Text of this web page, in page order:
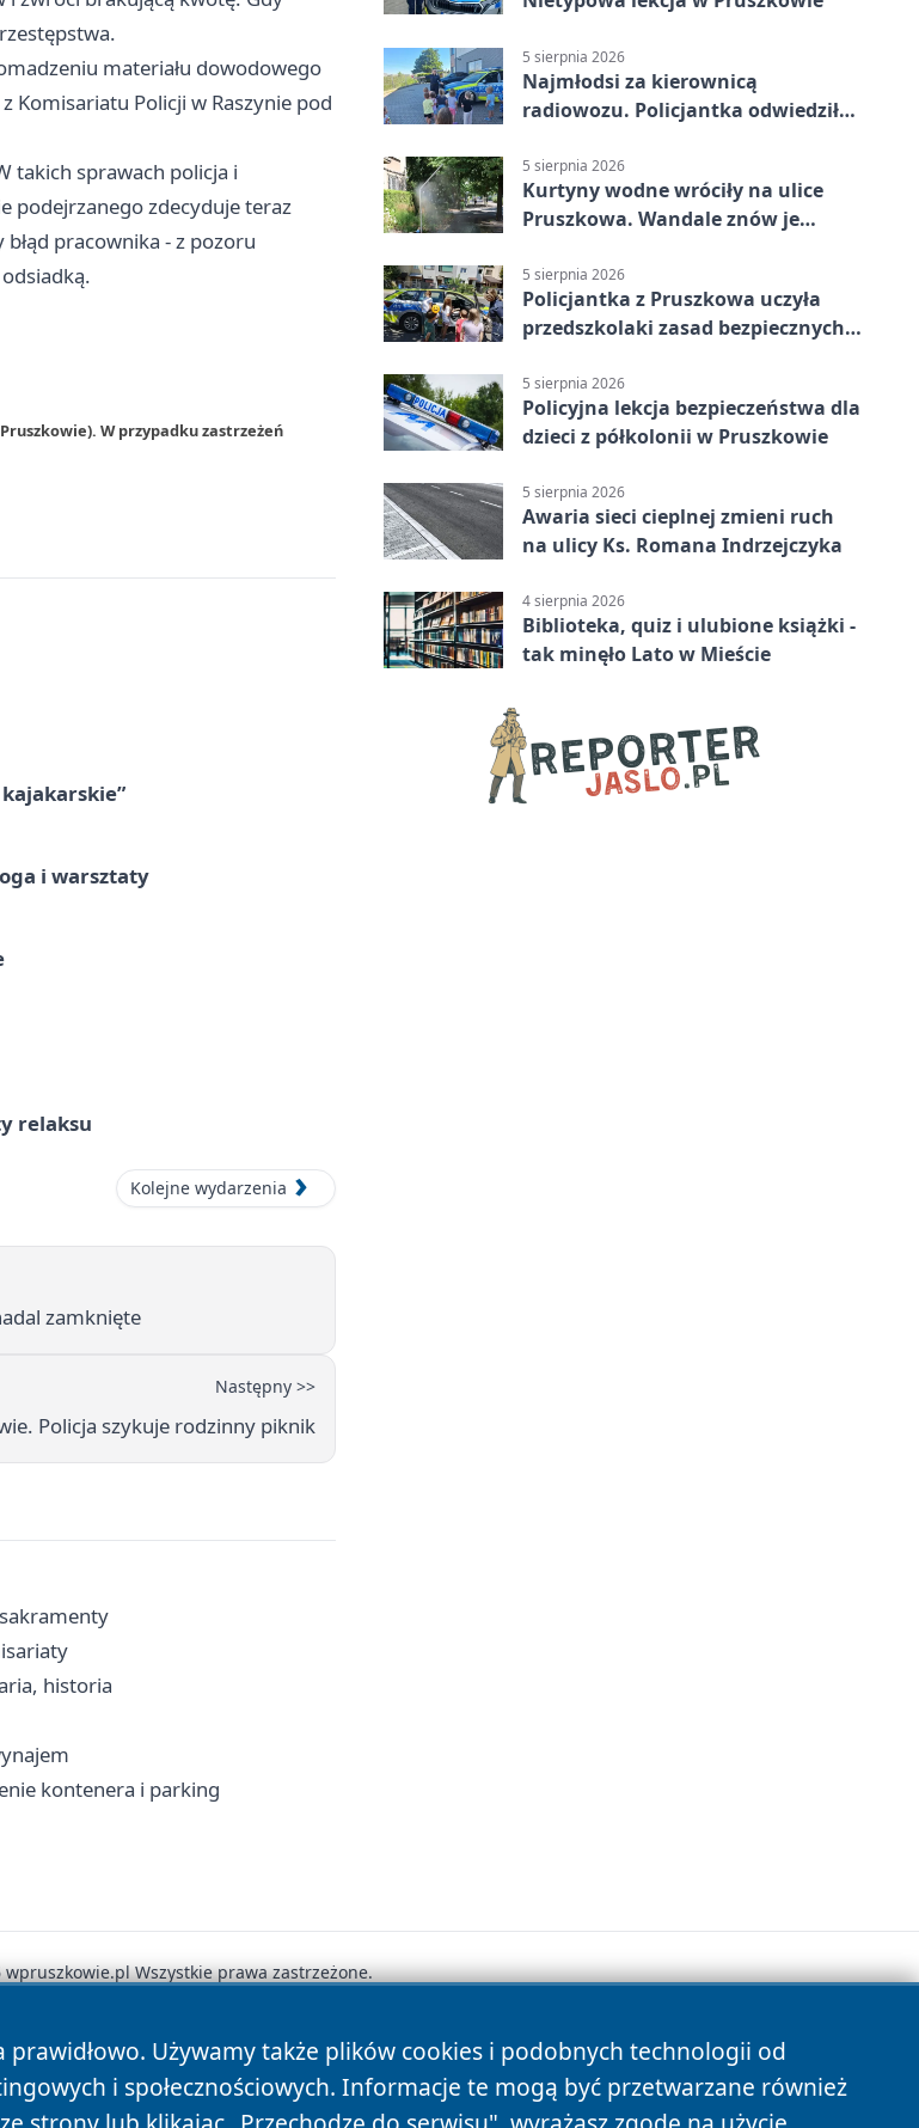
materiału dowodowego
Komisariatu Policji w Raszynie pod
takich sprawach policja i
podejrzanego zdecyduje teraz
pracownika - z pozoru
W przypadku zastrzeżeń
i warsztaty
relaksu
Kolejne wydarzenia
zamknięte
Następny >>
Policja szykuje rodzinny piknik
historia
kontenera i parking
5 sierpnia 2026
Najmłodsi za kierownicą
radiowozu. Policjantka odwiedziła
5 sierpnia 2026
Kurtyny wodne wróciły na ulice
Pruszkowa. Wandale znów je
5 sierpnia 2026
Policjantka z Pruszkowa uczyła
przedszkolaki zasad bezpiecznych
5 sierpnia 2026
Policyjna lekcja bezpieczeństwa dla
dzieci z półkolonii w Pruszkowie
5 sierpnia 2026
Awaria sieci cieplnej zmieni ruch
na ulicy Ks. Romana Indrzejczyka
4 sierpnia 2026
Biblioteka, quiz i ulubione książki -
tak minęło Lato w Mieście
prawidłowo. Używamy także plików cookies i podobnych technologii od
i społecznościowych. Informacje te mogą być przetwarzane również
Wszystkie prawa zastrzeżone.
Polityka Prywatności Polityka Cookies